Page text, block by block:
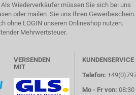
Wiederverkäufer müssen Sie sich bei uns
oder mailen Sie uns Ihren Gewerbeschein.
ohne LOGIN unseren Onlineshop nutzen.
Mehrwertsteuer.
VERSENDEN
MIT
KUNDENSERVICE
Telefon:
Mo - Fr von: 08:30